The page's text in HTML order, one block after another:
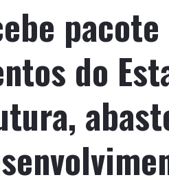
pacote
do